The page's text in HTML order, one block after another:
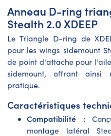
Anneau D-ring
Stealth 2.0 XDEEP
Le Triangle D-ring de
pour les wings sidemount
de point d'attache pour
sidemount, offrant ainsi
pratique.
Caractéristiques
Compatibilité :
montage latéral